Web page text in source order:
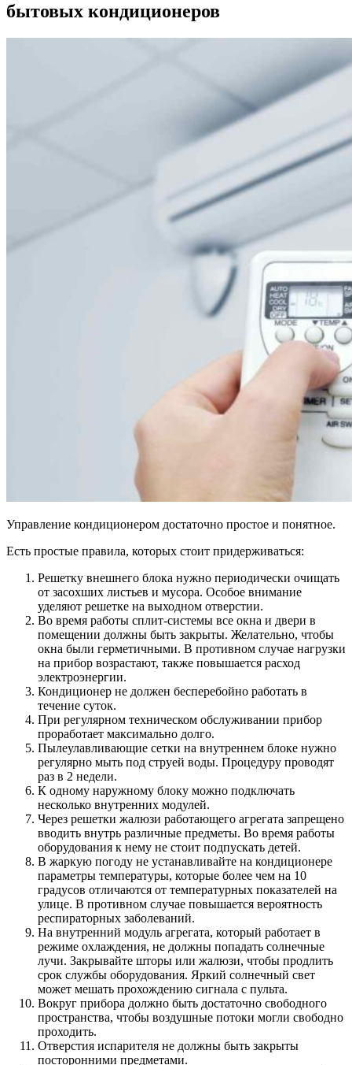
бытовых кондиционеров
Управление кондиционером достаточно простое и понятное.
Есть простые правила, которых стоит придерживаться:
Решетку внешнего блока нужно периодически очищать
от засохших листьев и мусора. Особое внимание
уделяют решетке на выходном отверстии.
Во время работы сплит-системы все окна и двери в
помещении должны быть закрыты. Желательно, чтобы
окна были герметичными. В противном случае нагрузки
на прибор возрастают, также повышается расход
электроэнергии.
Кондиционер не должен бесперебойно работать в
течение суток.
При регулярном техническом обслуживании прибор
проработает максимально долго.
Пылеулавливающие сетки на внутреннем блоке нужно
регулярно мыть под струей воды. Процедуру проводят
раз в 2 недели.
К одному наружному блоку можно подключать
несколько внутренних модулей.
Через решетки жалюзи работающего агрегата запрещено
вводить внутрь различные предметы. Во время работы
оборудования к нему не стоит подпускать детей.
В жаркую погоду не устанавливайте на кондиционере
параметры температуры, которые более чем на 10
градусов отличаются от температурных показателей на
улице. В противном случае повышается вероятность
респираторных заболеваний.
На внутренний модуль агрегата, который работает в
режиме охлаждения, не должны попадать солнечные
лучи. Закрывайте шторы или жалюзи, чтобы продлить
срок службы оборудования. Яркий солнечный свет
может мешать прохождению сигнала с пульта.
Вокруг прибора должно быть достаточно свободного
пространства, чтобы воздушные потоки могли свободно
проходить.
Отверстия испарителя не должны быть закрыты
посторонними предметами.